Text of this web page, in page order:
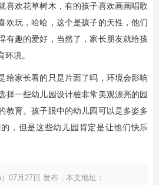
喜欢花草树木，有的孩子喜欢画画唱歌
欢玩，哈哈，这个是孩子的天性，他们
有趣的爱好，当然了，家长朋友就给孩
境。
给家长看的只是片面了吗，环境会影响
择一些幼儿园设计桩非常美观漂亮的园
教育。孩子眼中的幼儿园可以是多姿多
，但是这些幼儿园肯定是让他们快乐
07月27日 发布，本文地址：